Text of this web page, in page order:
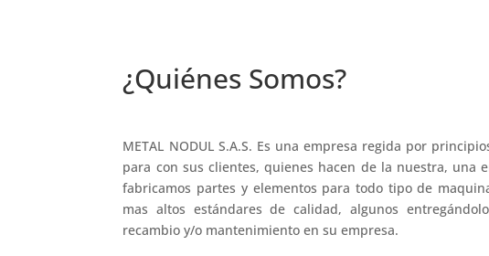
¿Quiénes Somos?
METAL NODUL S.A.S. Es una empresa regida por
para con sus clientes, quienes hacen de la nuestra, una
fabricamos partes y elementos para todo tipo de
mas altos estándares de calidad, algunos
recambio y/o mantenimiento en su empresa.